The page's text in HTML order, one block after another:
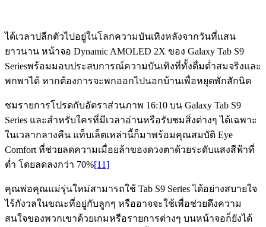
ได้เวลาปลีกตัวไปอยู่ในโลกความบันเทิงหลังจากวันที่แสน
ยาวนาน หน้าจอ Dynamic AMOLED 2X ของ Galaxy Tab S9
Seriesพร้อมมอบประสบการณ์ความบันเทิงที่ทั้งดื่มด่ำสมจริงและ
พกพาได้ หากต้องการจะพกออกไปนอกบ้านเพื่อหยุดพักสักนิด
ชมรายการโปรดกับอัตราส่วนภาพ 16:10 บน Galaxy Tab S9
Series และสำหรับใครที่มีเวลาอ่านหรือรับชมสิ่งต่างๆ ได้เฉพาะ
ในเวลากลางคืน แท็บเล็ตเหล่านี้ก็มาพร้อมคุณสมบัติ Eye
Comfort ที่ช่วยลดความเมื่อยล้าของดวงตาด้วยระดับแสงสีฟ้าที่
ต่ำ โดยลดลงกว่า 70%[11]
คุณพ่อคุณแม่รุ่นใหม่สามารถใช้ Tab S9 Series ได้อย่างสบายใจ
ไร้กังวลในขณะที่อยู่กับลูกๆ หรืออาจจะใช้เพื่อช่วยดึงความ
สนใจของพวกเขาด้วยเกมหรือรายการต่างๆ บนหน้าจอก็ยังได้